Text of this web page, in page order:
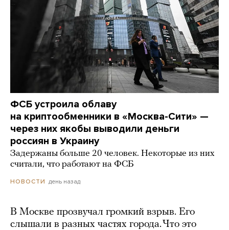
ФСБ устроила облаву
на криптообменники в «Москва-Сити» —
через них якобы выводили деньги
россиян в Украину
Задержаны больше 20 человек. Некоторые из них
считали, что работают на ФСБ
НОВОСТИ день назад
В Москве прозвучал громкий взрыв. Его
слышали в разных частях города. Что это